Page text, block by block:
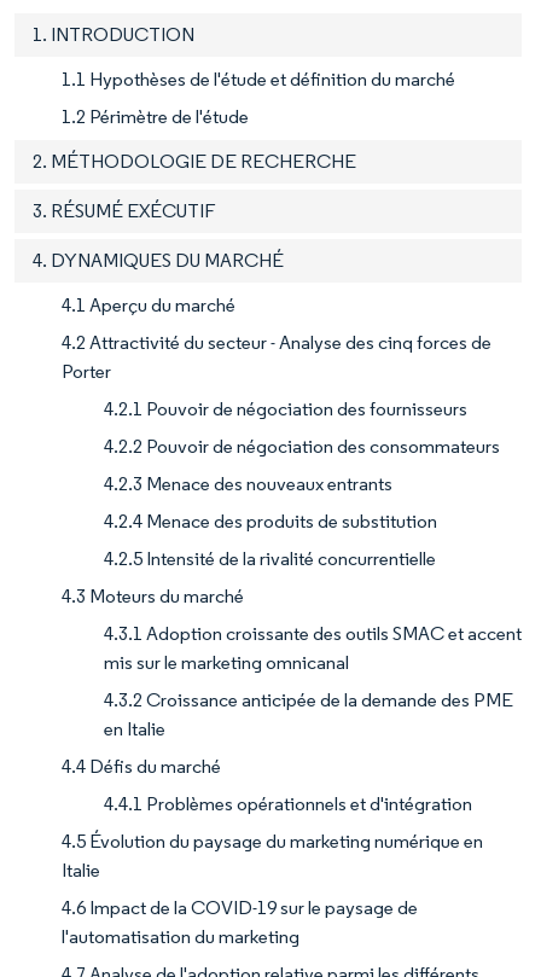
1. INTRODUCTION
1.1 Hypothèses de l'étude et définition du marché
1.2 Périmètre de l'étude
2. MÉTHODOLOGIE DE RECHERCHE
3. RÉSUMÉ EXÉCUTIF
4. DYNAMIQUES DU MARCHÉ
4.1 Aperçu du marché
4.2 Attractivité du secteur - Analyse des cinq forces de
Porter
4.2.1 Pouvoir de négociation des fournisseurs
4.2.2 Pouvoir de négociation des consommateurs
4.2.3 Menace des nouveaux entrants
4.2.4 Menace des produits de substitution
4.2.5 Intensité de la rivalité concurrentielle
4.3 Moteurs du marché
4.3.1 Adoption croissante des outils SMAC et accent
mis sur le marketing omnicanal
4.3.2 Croissance anticipée de la demande des PME
en Italie
4.4 Défis du marché
4.4.1 Problèmes opérationnels et d'intégration
4.5 Évolution du paysage du marketing numérique en
Italie
4.6 Impact de la COVID-19 sur le paysage de
l'automatisation du marketing